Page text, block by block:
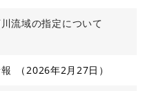
流域の指定について
2026年2月27日